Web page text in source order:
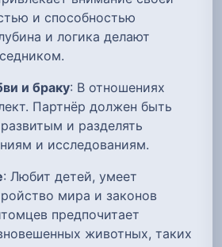
и способностью
и логика делают
и браку: В отношениях
Партнёр должен быть
и разделять
и исследованиям.
: Любит детей, умеет
мира и законов
предпочитает
животных, таких